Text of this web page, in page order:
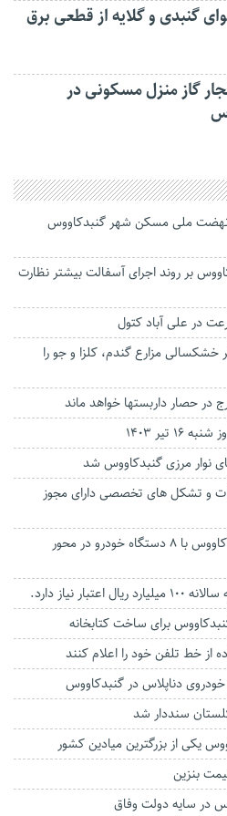
گنبدی و گلایه از قطعی برق
گاز منزل مسکونی در
ملی مسکن شهر گنبدکاووس
بر روند اجرای آسفالت بیشتر نظارت
در علی آباد کتول
مزارع گندم، کلزا و جو را
در حصار داربستها خواهد ماند
تیر ۱۴۰۳
نوار مرزی گنبدکاووس شد
و تشکل های تخصصی دارای مجوز
۵ کشته در برخورد اتوبوس گنبدکاووس با ۸ دستگاه خودرو در محور
نیاز دارد.
برای ساخت کتابخانه‌
از خط تلفن خود را اعلام کنند
یکی از بزرگترین میادین کشور
بنزین
در سایه دولت وفاق